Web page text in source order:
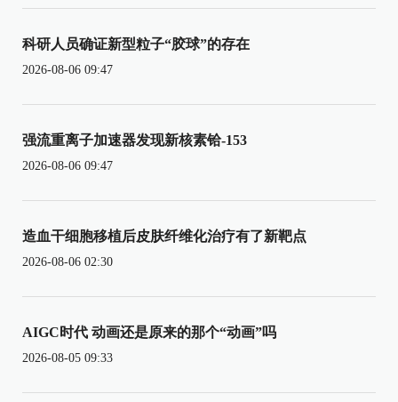
科研人员确证新型粒子“胶球”的存在
2026-08-06 09:47
强流重离子加速器发现新核素铪-153
2026-08-06 09:47
造血干细胞移植后皮肤纤维化治疗有了新靶点
2026-08-06 02:30
AIGC时代 动画还是原来的那个“动画”吗
2026-08-05 09:33